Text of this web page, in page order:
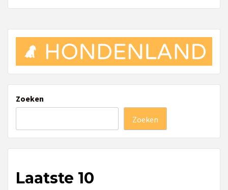
Zoeken
Zoeken
Laatste 10